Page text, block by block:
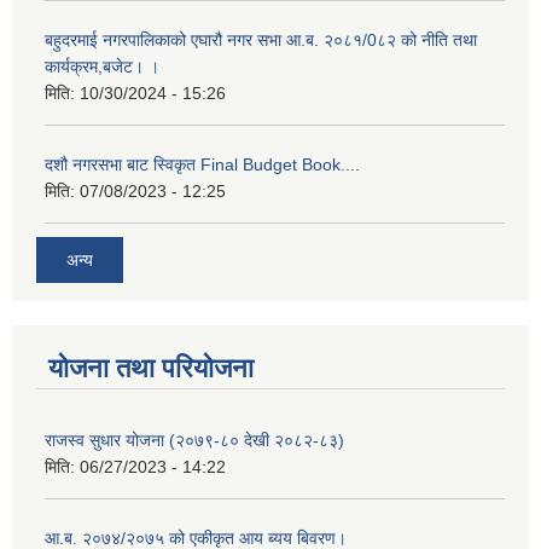
बहुदरमाई नगरपालिकाको एघारौ नगर सभा आ.ब. २०८१/0८२ को नीति तथा
कार्यक्रम,बजेट। ।
मिति: 10/30/2024 - 15:26
दशौ नगरसभा बाट स्विकृत Final Budget Book....
मिति: 07/08/2023 - 12:25
अन्य
योजना तथा परियोजना
राजस्व सुधार योजना (२०७९-८० देखी २०८२-८३)
मिति: 06/27/2023 - 14:22
आ.ब. २०७४/२०७५ को एकीकृत आय ब्यय बिवरण।